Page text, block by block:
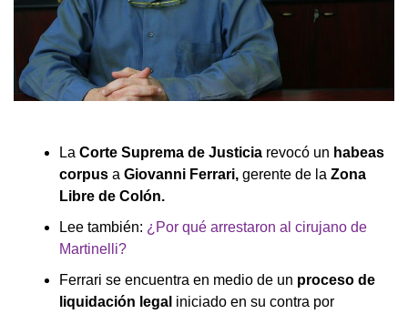
La Corte Suprema de Justicia revocó un habeas
corpus a Giovanni Ferrari, gerente de la Zona
Libre de Colón.
Lee también: ¿Por qué arrestaron al cirujano de
Martinelli?
Ferrari se encuentra en medio de un proceso de
liquidación legal iniciado en su contra por